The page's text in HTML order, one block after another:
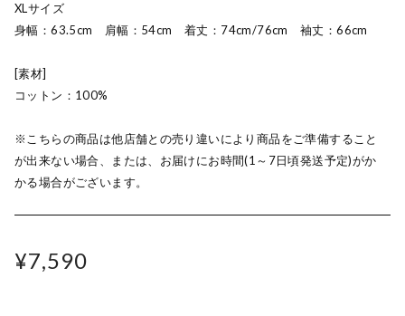
XLサイズ
身幅：63.5cm 肩幅：54cm 着丈：74cm/76cm 袖丈：66cm
[素材]
コットン：100%
※こちらの商品は他店舗との売り違いにより商品をご準備すること
が出来ない場合、または、お届けにお時間(1～7日頃発送予定)がか
かる場合がございます。
¥7,590